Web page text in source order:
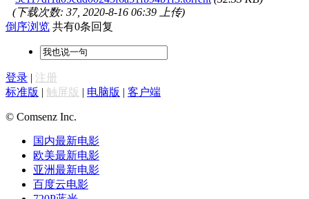
(下载次数: 37, 2020-8-16 06:39 上传)
倒序浏览 共有0条回复
登录 | 注册
标准版 | 触屏版 | 电脑版 | 客户端
© Comsenz Inc.
国内最新电影
欧美最新电影
亚洲最新电影
百度云电影